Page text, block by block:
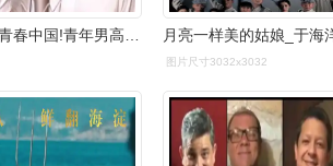
图片尺寸3032x3032